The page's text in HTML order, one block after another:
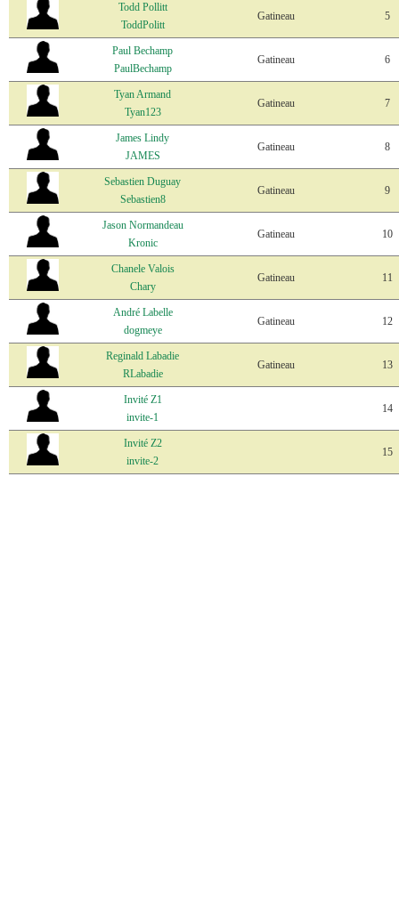
Todd Pollitt
ToddPolitt
Gatineau 5
Paul Bechamp
PaulBechamp
Gatineau 6
Tyan Armand
Tyan123
Gatineau 7
James Lindy
JAMES
Gatineau 8
Sebastien Duguay
Sebastien8
Gatineau 9
Jason Normandeau
Kronic
Gatineau 10
Chanele Valois
Chary
Gatineau 11
André Labelle
dogmeye
Gatineau 12
Reginald Labadie
RLabadie
Gatineau 13
Invité Z1
invite-1
14
Invité Z2
invite-2
15